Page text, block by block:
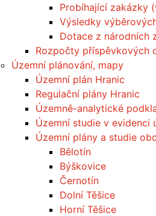
Probíhající zakázky
Výsledky
Dotace z národních
Rozpočty příspěvkových
Územní plánování, mapy
Územní plán Hranic
Regulační plány Hranic
Územně-analytické
Územní studie v evidenci
Územní plány a studie
Bělotín
Býškovice
Černotín
Dolní Těšice
Horní Těšice